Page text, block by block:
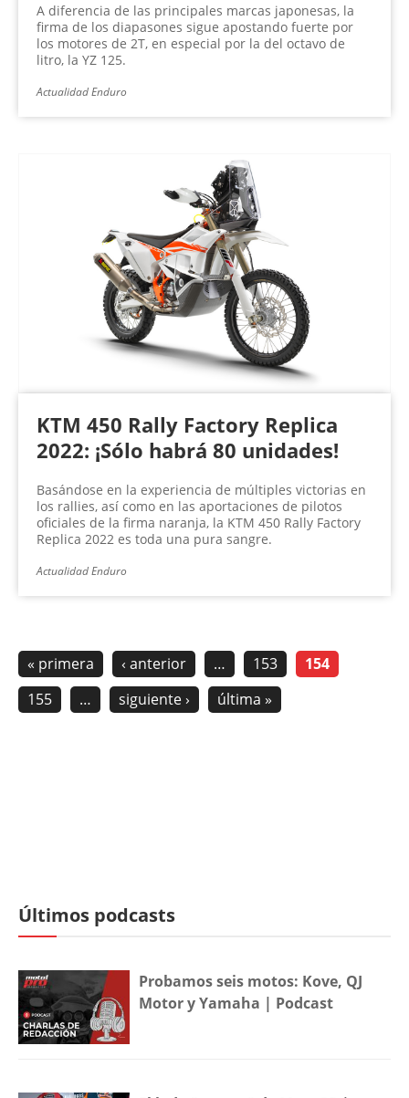
A diferencia de las principales marcas japonesas, la
firma de los diapasones sigue apostando fuerte por
los motores de 2T, en especial por la del octavo de
litro, la YZ 125.
Actualidad Enduro
KTM 450 Rally Factory Replica
2022: ¡Sólo habrá 80 unidades!
Basándose en la experiencia de múltiples victorias en
los rallies, así como en las aportaciones de pilotos
oficiales de la firma naranja, la KTM 450 Rally Factory
Replica 2022 es toda una pura sangre.
Actualidad Enduro
« primera ‹ anterior … 153
154
155
… siguiente › última »
Últimos podcasts
Probamos seis motos: Kove, QJ
Motor y Yamaha | Podcast